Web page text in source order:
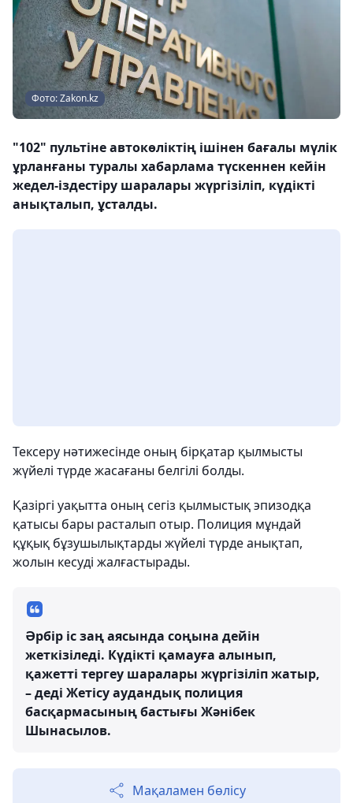
Фото: Zakon.kz
"102" пультіне автокөліктің ішінен бағалы мүлік
ұрланғаны туралы хабарлама түскеннен кейін
жедел-іздестіру шаралары жүргізіліп, күдікті
анықталып, ұсталды.
Тексеру нәтижесінде оның бірқатар қылмысты
жүйелі түрде жасағаны белгілі болды.
Қазіргі уақытта оның сегіз қылмыстық эпизодқа
қатысы бары расталып отыр. Полиция мұндай
құқық бұзушылықтарды жүйелі түрде анықтап,
жолын кесуді жалғастырады.
Әрбір іс заң аясында соңына дейін
жеткізіледі. Күдікті қамауға алынып,
қажетті тергеу шаралары жүргізіліп жатыр,
– деді Жетісу аудандық полиция
басқармасының бастығы Жәнібек
Шынасылов.
Мақаламен бөлісу